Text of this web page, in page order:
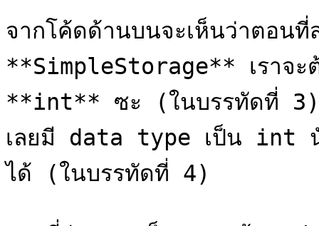
จากโค้ดด้านบนจะเห็นว่าตอน
**SimpleStorage** เราจะต้
**int** ซะ (ในบรรทัดที่ 3)
เลยมี data type เป็น int นั่น
ได้ (ในบรรทัดที่ 4)